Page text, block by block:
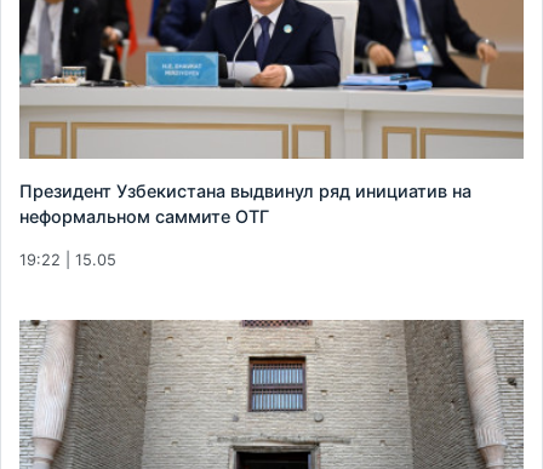
Президент Узбекистана выдвинул ряд инициатив на
неформальном саммите ОТГ
19:22 | 15.05